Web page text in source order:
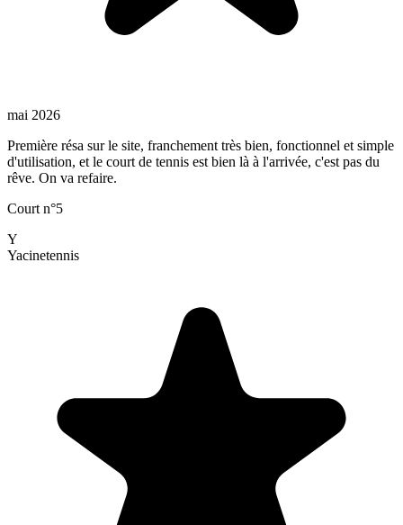
mai 2026
Première résa sur le site, franchement très bien, fonctionnel et simple
d'utilisation, et le court de tennis est bien là à l'arrivée, c'est pas du
rêve. On va refaire.
Court n°5
Y
Yacinetennis